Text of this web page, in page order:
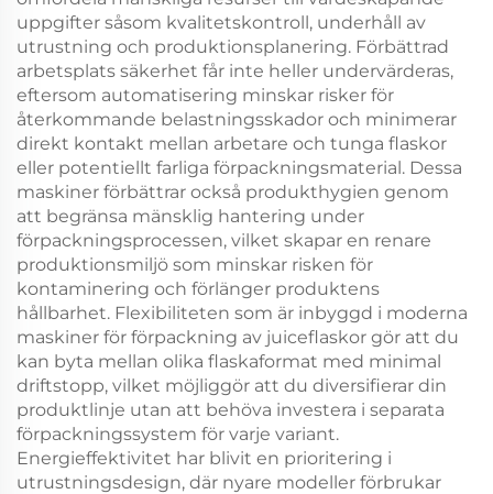
uppgifter såsom kvalitetskontroll, underhåll av
utrustning och produktionsplanering. Förbättrad
arbetsplats säkerhet får inte heller undervärderas,
eftersom automatisering minskar risker för
återkommande belastningsskador och minimerar
direkt kontakt mellan arbetare och tunga flaskor
eller potentiellt farliga förpackningsmaterial. Dessa
maskiner förbättrar också produkthygien genom
att begränsa mänsklig hantering under
förpackningsprocessen, vilket skapar en renare
produktionsmiljö som minskar risken för
kontaminering och förlänger produktens
hållbarhet. Flexibiliteten som är inbyggd i moderna
maskiner för förpackning av juiceflaskor gör att du
kan byta mellan olika flaskaformat med minimal
driftstopp, vilket möjliggör att du diversifierar din
produktlinje utan att behöva investera i separata
förpackningssystem för varje variant.
Energieffektivitet har blivit en prioritering i
utrustningsdesign, där nyare modeller förbrukar